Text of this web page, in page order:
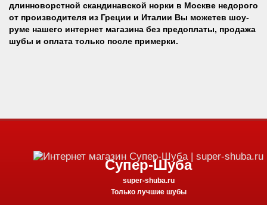
длинноворстной скандинавской норки в Москве недорого
от производителя из Греции и Италии Вы можетев шоу-
руме нашего интернет магазина без предоплаты, продажа
шубы и оплата только после примерки.
Супер-Шуба
super-shuba.ru
Только лучшие шубы